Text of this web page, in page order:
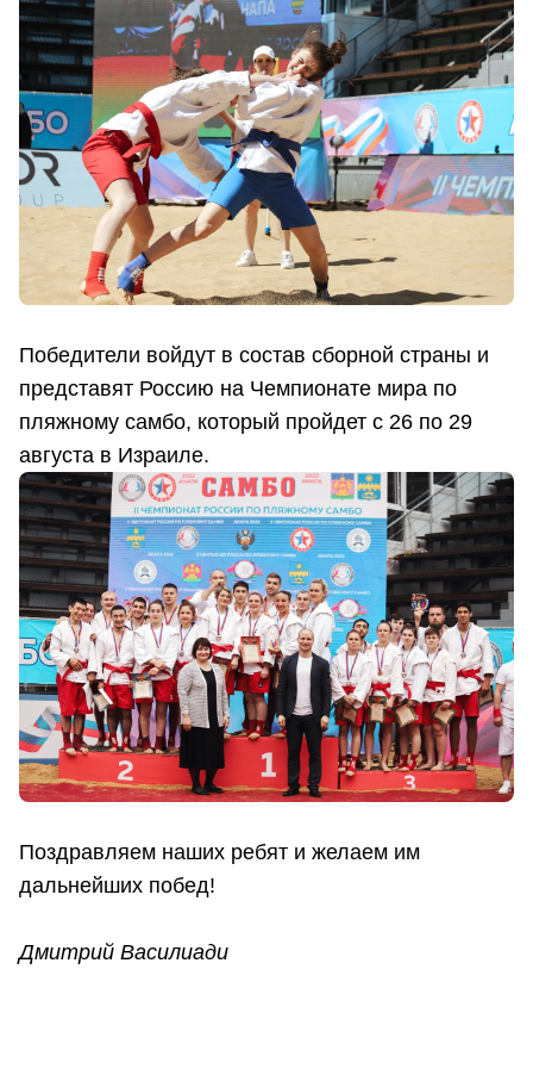
Победители войдут в состав сборной страны и
представят Россию на Чемпионате мира по
пляжному самбо, который пройдет с 26 по 29
августа в Израиле.
Поздравляем наших ребят и желаем им
дальнейших побед!
Дмитрий Василиади